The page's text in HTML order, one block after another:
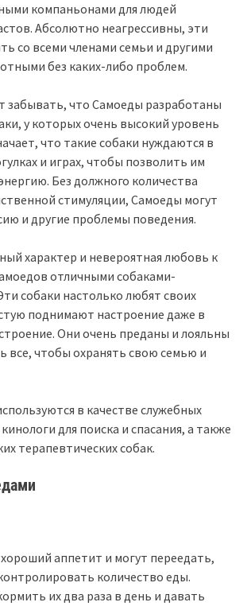
компаньонами для людей
Абсолютно неагрессивны, эти
со всеми членами семьи и другими
без каких-либо проблем.
забывать, что Самоеды разработаны
у которых очень высокий уровень
что такие собаки нуждаются в
и играх, чтобы позволить им
Без должного количества
стимуляции, Самоеды могут
и другие проблемы поведения.
характер и невероятная любовь к
отличными собаками-
собаки настолько любят своих
поднимают настроение даже в
Они очень преданы и лояльны
все, чтобы охранять свою семью и
в качестве служебных
для поиска и спасания, а также
терапевтических собак.
аппетит и могут переедать,
количество еды.
их два раза в день и давать